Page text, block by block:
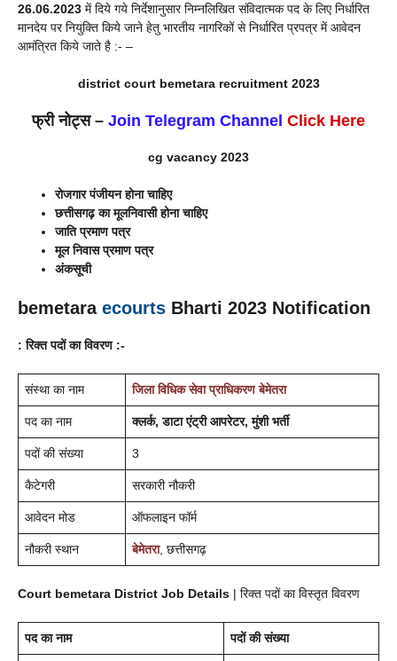
26.06.2023 में दिये गये निर्देशानुसार निम्नलिखित संविदात्मक पद के लिए निर्धारित
मानदेय पर नियुक्ति किये जाने हेतु भारतीय नागरिकों से निर्धारित प्रपत्र में आवेदन
आमंत्रित किये जाते है :- –
district court bemetara recruitment 2023
फ्री नोट्स – Join Telegram Channel Click Here
cg vacancy 2023
रोजगार पंजीयन होना चाहिए
छत्तीसगढ़ का मूलनिवासी होना चाहिए
जाति प्रमाण पत्र
मूल निवास प्रमाण पत्र
अंकसूची
bemetara ecourts Bharti 2023 Notification
: रिक्त पदों का विवरण :-
संस्था का नाम जिला विधिक सेवा प्राधिकरण बेमेतरा
पद का नाम क्लर्क, डाटा एंट्री आपरेटर, मुंशी भर्ती
पदों की संख्या 3
कैटेगरी सरकारी नौकरी
आवेदन मोड ऑफलाइन फॉर्म
नौकरी स्थान बेमेतरा, छत्तीसगढ़
Court bemetara District Job Details | रिक्त पदों का विस्तृत विवरण
पद का नाम पदों की संख्या